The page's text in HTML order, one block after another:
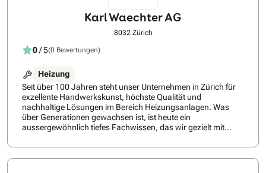
Karl Waechter AG
8032 Zürich
0/ 5(0 Bewertungen)
Heizung
Seit über 100 Jahren steht unser Unternehmen in Zürich für
exzellente Handwerkskunst, höchste Qualität und
nachhaltige Lösungen im Bereich Heizungsanlagen. Was
über Generationen gewachsen ist, ist heute ein
aussergewöhnlich tiefes Fachwissen, das wir gezielt mit
die anspruchsvolle Sanierung bestehender Heizsysteme –
insbesondere in hochwertigen Immobilien und komplexen